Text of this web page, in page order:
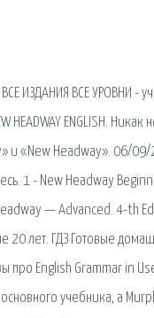
ИЗДАНИЯ ВСЕ УРОВНИ -
ENGLISH.
и «New Headway». 06/
1 - New Headway
— Advanced. 4-th
20 лет. ГДЗ Готовые
про English Grammar in
учебника, а